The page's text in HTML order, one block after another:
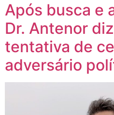
Após busca e
Dr. Antenor
tentativa de
adversário